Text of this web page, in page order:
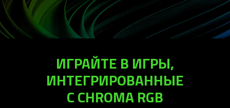
ИГРАЙТЕ В ИГРЫ,
ИНТЕГРИРОВАННЫЕ
С CHROMA RGB